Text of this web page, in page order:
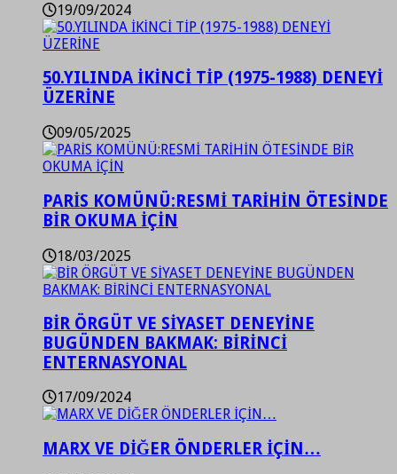
19/09/2024
50.YILINDA İKİNCİ TİP (1975-1988) DENEYİ
ÜZERİNE
09/05/2025
PARİS KOMÜNÜ:RESMİ TARİHİN ÖTESİNDE
BİR OKUMA İÇİN
18/03/2025
BİR ÖRGÜT VE SİYASET DENEYİNE
BUGÜNDEN BAKMAK: BİRİNCİ
ENTERNASYONAL
17/09/2024
MARX VE DİĞER ÖNDERLER İÇİN…